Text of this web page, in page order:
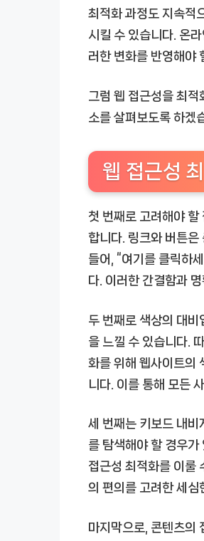
최적화 과정도 지속적
시킬 수 있습니다. 온
러한 변화를 반영해야
그럼 웹 접근성을 최
소를 살펴보도록 하겠
웹 접근성
첫 번째로 고려해야
합니다. 링크와 버튼은
들어, “여기를 클릭하
다. 이러한 간결함과
두 번째로 색상의 대
을 느낄 수 있습니다.
화를 위해 웹사이트의
니다. 이를 통해 모든
세 번째는 키보드 내비
를 탐색해야 할 경우가
접근성 최적화를 이룰
의 편의를 고려한 세심
마지막으로, 콘텐츠의